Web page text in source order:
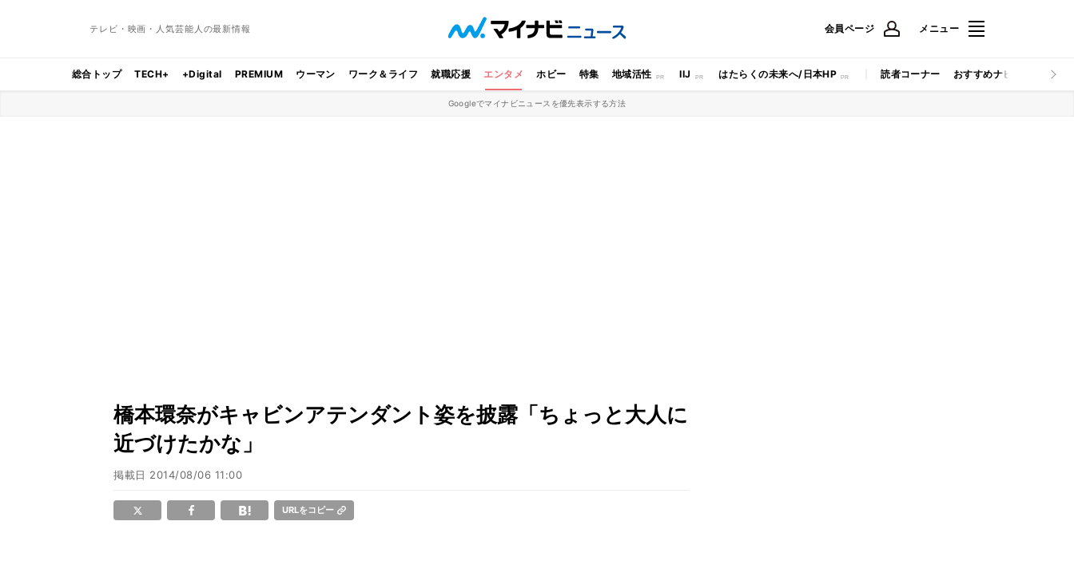
テレビ・映画・人気芸能人の最新情報 会員ページ メニュー
総合トップ TECH+ +Digital PREMIUM ウーマン ワーク＆ライフ 就職応援 エンタメ ホビー 特集 地域活性 IIJ はたらくの未来へ/日本HP 読者コーナー おすすめナビ マイナビ
Googleでマイナビニュースを優先表示する方法
橋本環奈がキャビンアテンダント姿を披露「ちょっと大人に
近づけたかな」
掲載日 2014/08/06 11:00
URLをコピー